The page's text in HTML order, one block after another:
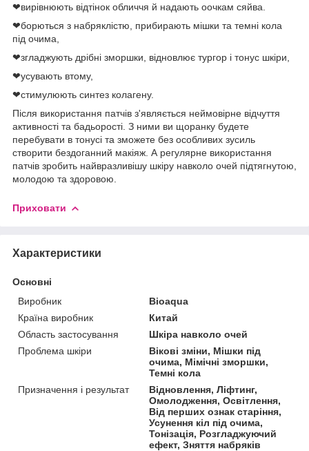
❤вирівнюють відтінок обличчя й надають оочкам сяйва.
❤борються з набряклістю, прибирають мішки та темні кола
під очима,
❤згладжують дрібні зморшки, відновлює тургор і тонус шкіри,
❤усувають втому,
❤стимулюють синтез колагену.
Після використання патчів з'являється неймовірне відчуття
активності та бадьорості. З ними ви щоранку будете
перебувати в тонусі та зможете без особливих зусиль
створити бездоганний макіяж. А регулярне використання
патчів зробить найвразливішу шкіру навколо очей підтягнутою,
молодою та здоровою.
Приховати
Характеристики
Основні
Виробник
Bioaqua
Країна виробник
Китай
Область застосування
Шкіра навколо очей
Проблема шкіри
Вікові зміни, Мішки під
очима, Мімічні зморшки,
Темні кола
Призначення і результат
Відновлення, Ліфтинг,
Омолодження, Освітлення,
Від перших ознак старіння,
Усунення кіл під очима,
Тонізація, Розгладжуючий
ефект, Зняття набряків